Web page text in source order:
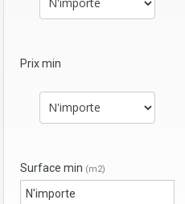
Prix min
Surface min (m2)